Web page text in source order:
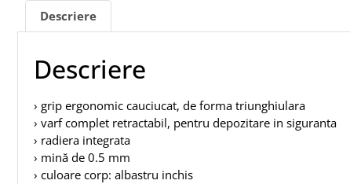
Descriere
Descriere
› grip ergonomic cauciucat, de forma triunghiulara
› varf complet retractabil, pentru depozitare in siguranta
› radiera integrata
› mină de 0.5 mm
› culoare corp: albastru inchis